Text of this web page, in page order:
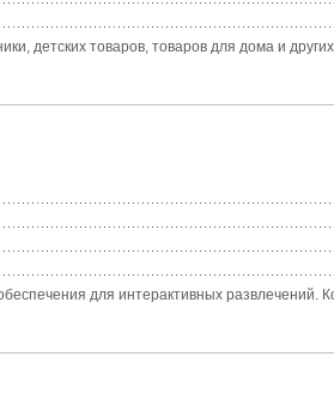
детских товаров, товаров для дома и
для интерактивных